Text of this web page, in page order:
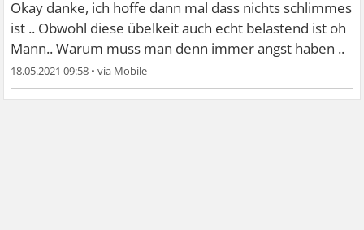
Okay danke, ich hoffe dann mal dass nichts schlimmes
ist .. Obwohl diese übelkeit auch echt belastend ist oh
Mann.. Warum muss man denn immer angst haben ..
18.05.2021 09:58 •